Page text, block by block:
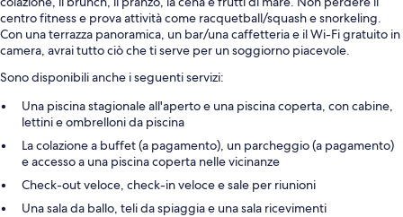
centro fitness e prova attività come racquetball/squash e snorkeling.
Con una terrazza panoramica, un bar/una caffetteria e il Wi-Fi gratuito in
camera, avrai tutto ciò che ti serve per un soggiorno piacevole.
Sono disponibili anche i seguenti servizi:
Una piscina stagionale all'aperto e una piscina coperta, con cabine,
lettini e ombrelloni da piscina
La colazione a buffet (a pagamento), un parcheggio (a pagamento)
e accesso a una piscina coperta nelle vicinanze
Check-out veloce, check-in veloce e sale per riunioni
Una sala da ballo, teli da spiaggia e una sala ricevimenti